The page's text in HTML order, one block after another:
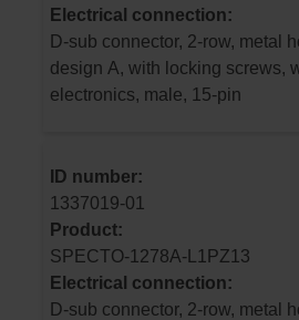
Electrical connection:
D-sub connector, 2-row, metal
design A, with locking screws,
electronics, male, 15-pin
ID number:
1337019-01
Product:
SPECTO-1278A-L1PZ13
Electrical connection:
D-sub connector, 2-row, metal